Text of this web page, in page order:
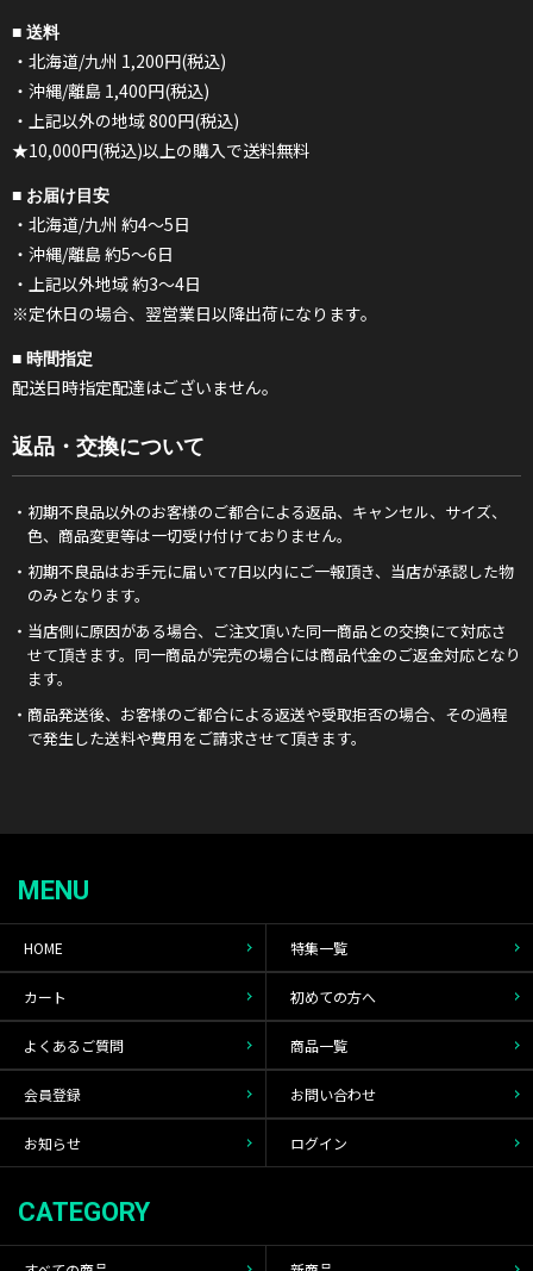
■ 送料
・北海道/九州 1,200円(税込)
・沖縄/離島 1,400円(税込)
・上記以外の地域 800円(税込)
★10,000円(税込)以上の購入で送料無料
■ お届け目安
・北海道/九州 約4～5日
・沖縄/離島 約5～6日
・上記以外地域 約3～4日
※定休日の場合、翌営業日以降出荷になります。
■ 時間指定
配送日時指定配達はございません。
返品・交換について
・初期不良品以外のお客様のご都合による返品、キャンセル、サイズ、
色、商品変更等は一切受け付けておりません。
・初期不良品はお手元に届いて7日以内にご一報頂き、当店が承認した物
のみとなります。
・当店側に原因がある場合、ご注文頂いた同一商品との交換にて対応さ
せて頂きます。同一商品が完売の場合には商品代金のご返金対応となり
ます。
・商品発送後、お客様のご都合による返送や受取拒否の場合、その過程
で発生した送料や費用をご請求させて頂きます。
MENU
HOME 特集一覧
カート 初めての方へ
よくあるご質問 商品一覧
会員登録 お問い合わせ
お知らせ ログイン
CATEGORY